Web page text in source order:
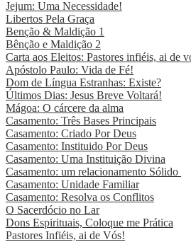
Jejum: Uma Necessidade!
Libertos Pela Graça
Benção & Maldição 1
Bênção e Maldição 2
Carta aos Eleitos: Pastores infiéis, ai de
Apóstolo Paulo: Vida de Fé!
Dom de Língua Estranhas: Existe?
Últimos Dias: Jesus Breve Voltará!
Mágoa: O cárcere da alma
Casamento: Três Bases Principais
Casamento: Criado Por Deus
Casamento: Instituido Por Deus
Casamento: Uma Instituição Divina
Casamento: um relacionamento Sólido
Casamento: Unidade Familiar
Casamento: Resolva os Conflitos
O Sacerdócio no Lar
Dons Espirituais, Coloque me Prática
Pastores Infiéis, ai de Vós!